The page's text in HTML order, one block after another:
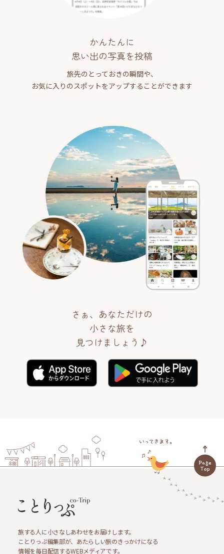
かんたんに
思い出の写真を投稿
旅先のとっておきの瞬間や、
お気に入りのスポットをアップすることができます
さぁ、あなただけの
小さな旅を
見つけましょう♪
旅する人に小さなしあわせをお届けします。
ことりっぷ編集部が、あたらしい旅のきっかけになる
情報を毎日配信するWEBメディアです。